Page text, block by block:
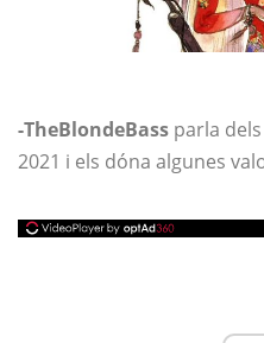
-TheBlondeBass parla
2021 i els dóna algunes